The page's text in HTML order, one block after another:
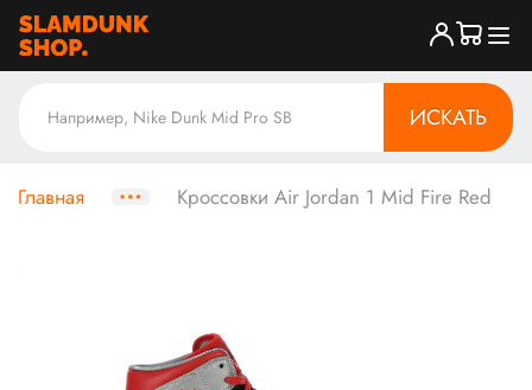
ИСКАТЬ
Главная Кроссовки Air Jordan 1 Mid Fire Red